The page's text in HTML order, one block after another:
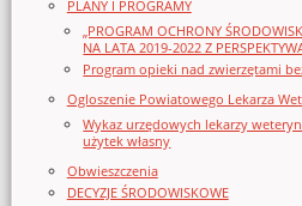
PLANY I PROGRAMY
„PROGRAM OCHRONY
NA LATA 2019-2022 Z
Program opieki nad zwierzętami
Ogloszenie Powiatowego Lekarza
Wykaz urzędowych lekarzy
użytek własny
Obwieszczenia
DECYZJE ŚRODOWISKOWE